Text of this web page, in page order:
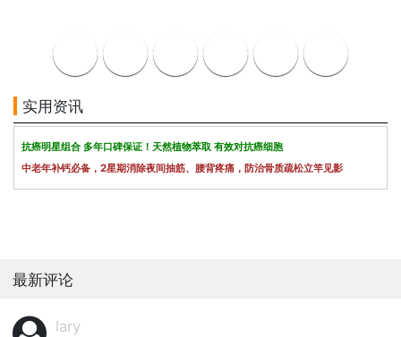
实用资讯
抗癌明星组合 多年口碑保证！天然植物萃取 有效对抗癌细胞
中老年补钙必备，2星期消除夜间抽筋、腰背疼痛，防治骨质疏松立竿见影
最新评论
lary